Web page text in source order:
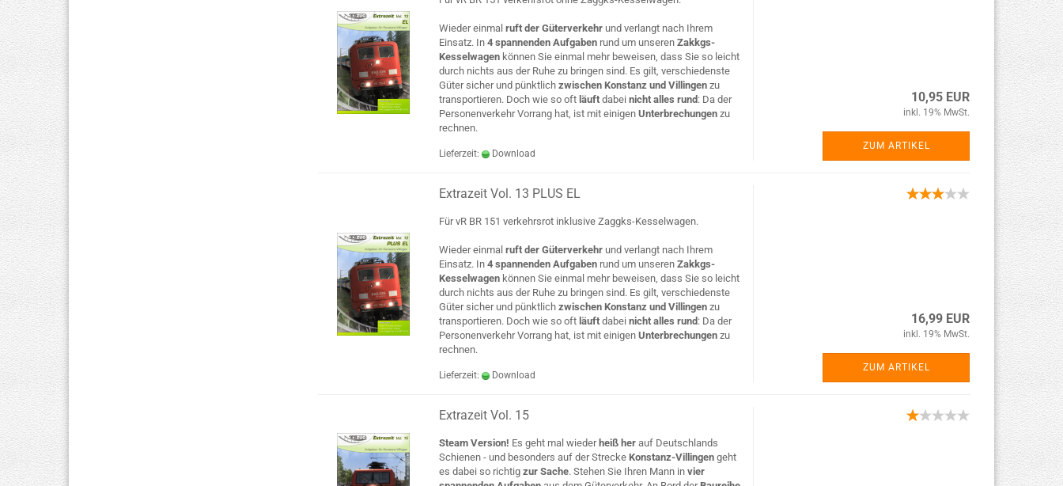
Wieder einmal ruft der Güterverkehr und verlangt nach Ihrem
Einsatz. In 4 spannenden Aufgaben rund um unseren Zakkgs-
Kesselwagen können Sie einmal mehr beweisen, dass Sie so leicht
durch nichts aus der Ruhe zu bringen sind. Es gilt, verschiedenste
Güter sicher und pünktlich zwischen Konstanz und Villingen zu
transportieren. Doch wie so oft läuft dabei nicht alles rund : Da der
Personenverkehr Vorrang hat, ist mit einigen Unterbrechungen zu
rechnen.
Lieferzeit: Download
10,95 EUR
inkl. 19% MwSt.
ZUM ARTIKEL
Extrazeit Vol. 13 PLUS EL
Für vR BR 151 verkehrsrot inklusive Zaggks-Kesselwagen.
Wieder einmal ruft der Güterverkehr und verlangt nach Ihrem
Einsatz. In 4 spannenden Aufgaben rund um unseren Zakkgs-
Kesselwagen können Sie einmal mehr beweisen, dass Sie so leicht
durch nichts aus der Ruhe zu bringen sind. Es gilt, verschiedenste
Güter sicher und pünktlich zwischen Konstanz und Villingen zu
transportieren. Doch wie so oft läuft dabei nicht alles rund : Da der
Personenverkehr Vorrang hat, ist mit einigen Unterbrechungen zu
rechnen.
Lieferzeit: Download
16,99 EUR
inkl. 19% MwSt.
ZUM ARTIKEL
Extrazeit Vol. 15
Steam Version! Es geht mal wiederheiß her auf Deutschlands
Schienen - und besonders auf der Strecke Konstanz-Villingen geht
es dabei so richtig zur Sache. Stehen Sie Ihren Mann in vier